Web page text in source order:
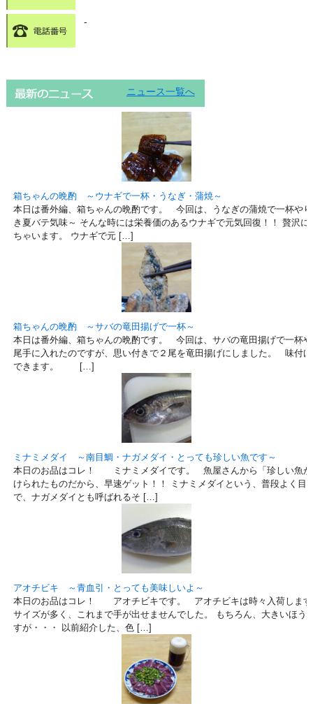
-
ニュース一覧へ
箱ちゃんの晩酌 ～ウナギで一杯・うなぎ・蒲焼～
本日は番外編、箱ちゃんの晩酌です。 今回は、うなぎの蒲焼で一杯や
き夏バテ気味～ そんな時には栄養価のあるウナギで元気回復！！ 贅沢
ちゃいます。 ウナギで元 […]
箱ちゃんの晩酌 ～サバの竜田揚げで一杯～
本日は番外編、箱ちゃんの晩酌です。 今回は、サバの竜田揚げで一杯
尾手に入れたのですが、思い付きで２尾を竜田揚げにしました。 味付
できます。 […]
ミナミメダイ ～南目鯛・ナガメダイ・とっても珍しい魚です～
本日のお品はコレ！ ミナミメダイです。 魚屋さんから「珍しい魚が
けられたものだから、早速ゲット！！ ミナミメダイという、普段よく目
で、ナガメダイとも呼ばれるそ […]
アオチビキ ～青血引・とっても美味しいよ～
本日のお品はコレ！ アオチビキです。 アオチビキは時々入荷します
サイズが多く、これまで手が出せませんでした。 もちろん、大きいほう
すが・・・ 以前紹介した、色 […]